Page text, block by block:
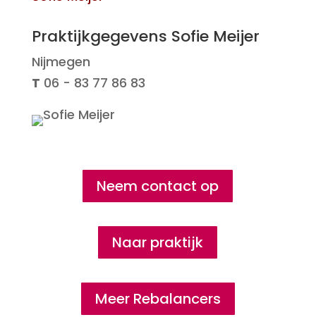
Praktijkgegevens Sofie Meijer
Nijmegen
T 06 - 83 77 86 83
Neem contact op
Naar praktijk
Meer Rebalancers